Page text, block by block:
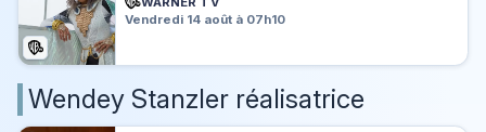
Vendredi 14 août à 07h10
Wendey Stanzler réalisatrice